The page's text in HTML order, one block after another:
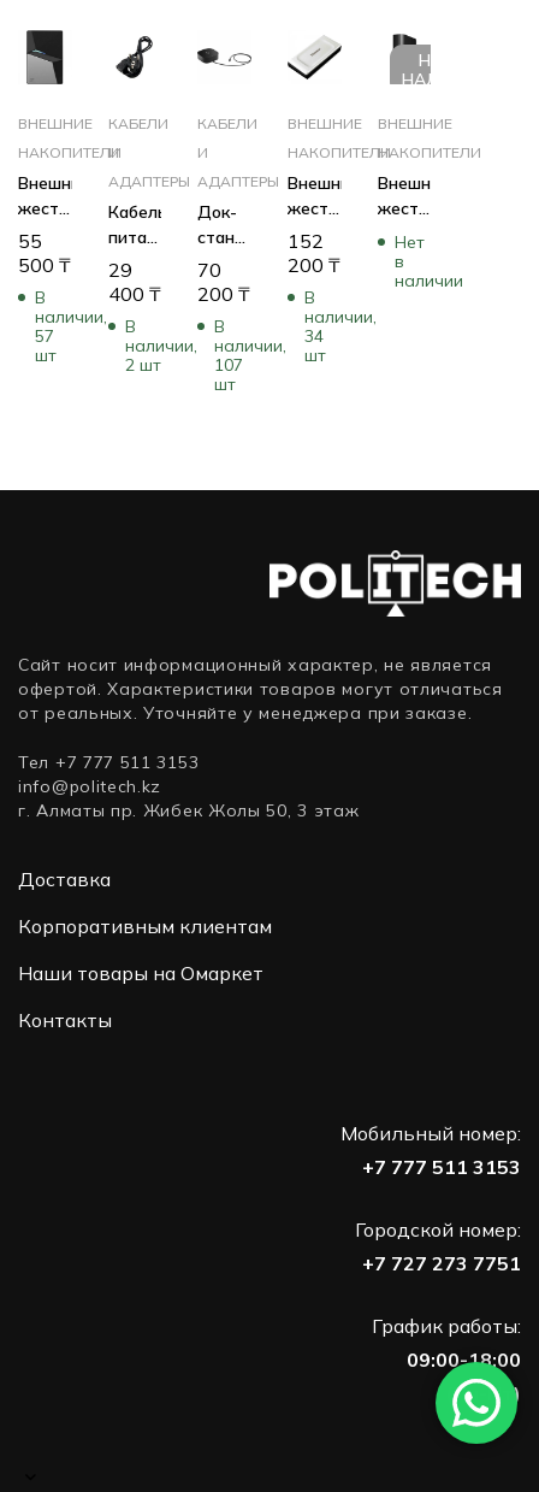
ВНЕШНИЕ
НАКОПИТЕЛИ
Внешний
жесткий
диск
Netac
NT01Z7S-
002T-
32BK
55
500 ₸
В
наличии,
57
шт
КАБЕЛИ
И
АДАПТЕРЫ
Кабель
питания
HPE
AF576A
29
400 ₸
В
наличии,
2 шт
КАБЕЛИ
И
АДАПТЕРЫ
Док-
станция
HP
USB-C
G5
5TW10AA
70
200₸
В
наличии,
107
шт
ВНЕШНИЕ
НАКОПИТЕЛИ
Внешний
жесткий
диск
Kingston
SXS2000/4000G
(4 ТБ)
152
200 ₸
В
наличии,
34
шт
НЕТ В
НАЛИЧИИ
ВНЕШНИЕ
НАКОПИТЕЛИ
Внешний
жесткий
диск
Western
Digital
Нет
в
наличии
Сайт носит информационный характер, не является
офертой. Характеристики товаров могут отличаться
от реальных. Уточняйте у менеджера при заказе.
Тел +7 777 511 3153
info@politech.kz
г. Алматы пр. Жибек Жолы 50, 3 этаж
Доставка
Корпоративным клиентам
Наши товары на Омаркет
Контакты
Мобильный номер:
+7 777 511 3153
Городской номер:
+7 727 273 7751
График работы:
09:00-18:00
(Пн-Пт)